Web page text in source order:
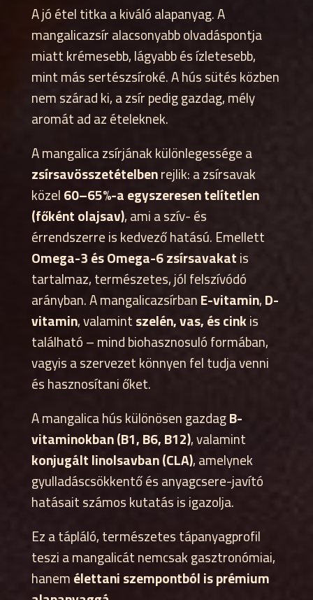
A jó étel titka a kiváló alapanyag. A
mangalicazsír alacsonyabb olvadáspontja
miatt krémesebb, lágyabb és ízletesebb,
mint más sertészsíroké. A hús sütés közben
nem szárad ki, a zsír pedig gazdag, mély
aromát ad az ételeknek.
A mangalica zsírjának különlegessége a
zsírsavösszetételbenrejlik: a zsírsavak
közel60–65%-a egyszeresen telítetlen
(főként olajsav), ami a szív- és
érrendszerre is kedvező hatású. Emellett
Omega-3 és Omega-6 zsírsavakatis
tartalmaz, természetes, jól felszívódó
arányban. A mangalicazsírbanE-vitamin,D-
vitamin, valamintszelén, vas, és cinkis
található – mind biohasznosuló formában,
vagyis a szervezet könnyen fel tudja venni
és hasznosítani őket.
A mangalica hús különösen gazdagB-
vitaminokban (B1, B6, B12), valamint
konjugált linolsavban (CLA), amelynek
gyulladáscsökkentő és anyagcsere-javító
hatásait számos kutatás is igazolja.
Ez a tápláló, természetes tápanyagprofil
teszi a mangalicát nemcsak gasztronómiai,
hanemélettani szempontból is prémium